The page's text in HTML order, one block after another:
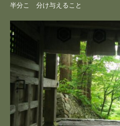
半分こ 分け与えること